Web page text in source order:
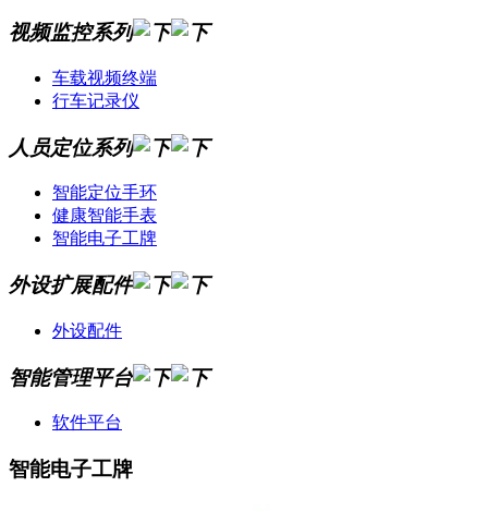
视频监控系列
车载视频终端
行车记录仪
人员定位系列
智能定位手环
健康智能手表
智能电子工牌
外设扩展配件
外设配件
智能管理平台
软件平台
智能电子工牌